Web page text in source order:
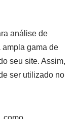
análise de
ampla gama de
seu site. Assim,
ser utilizado no